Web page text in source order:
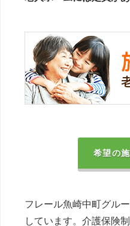
希望の
フレール魚崎中町グル
しています。介護保険